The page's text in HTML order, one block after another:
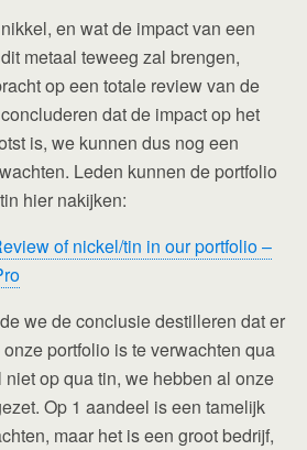
en wat de impact van een
metaal teweeg zal brengen,
op een totale review van de
dat de impact op het
is, we kunnen dus nog een
Leden kunnen de portfolio
hier nakijken:
of nickel/tin in our portfolio –
we de conclusie destilleren dat er
portfolio is te verwachten qua
op qua tin, we hebben al onze
Op 1 aandeel is een tamelijk
maar het is een groot bedrijf,